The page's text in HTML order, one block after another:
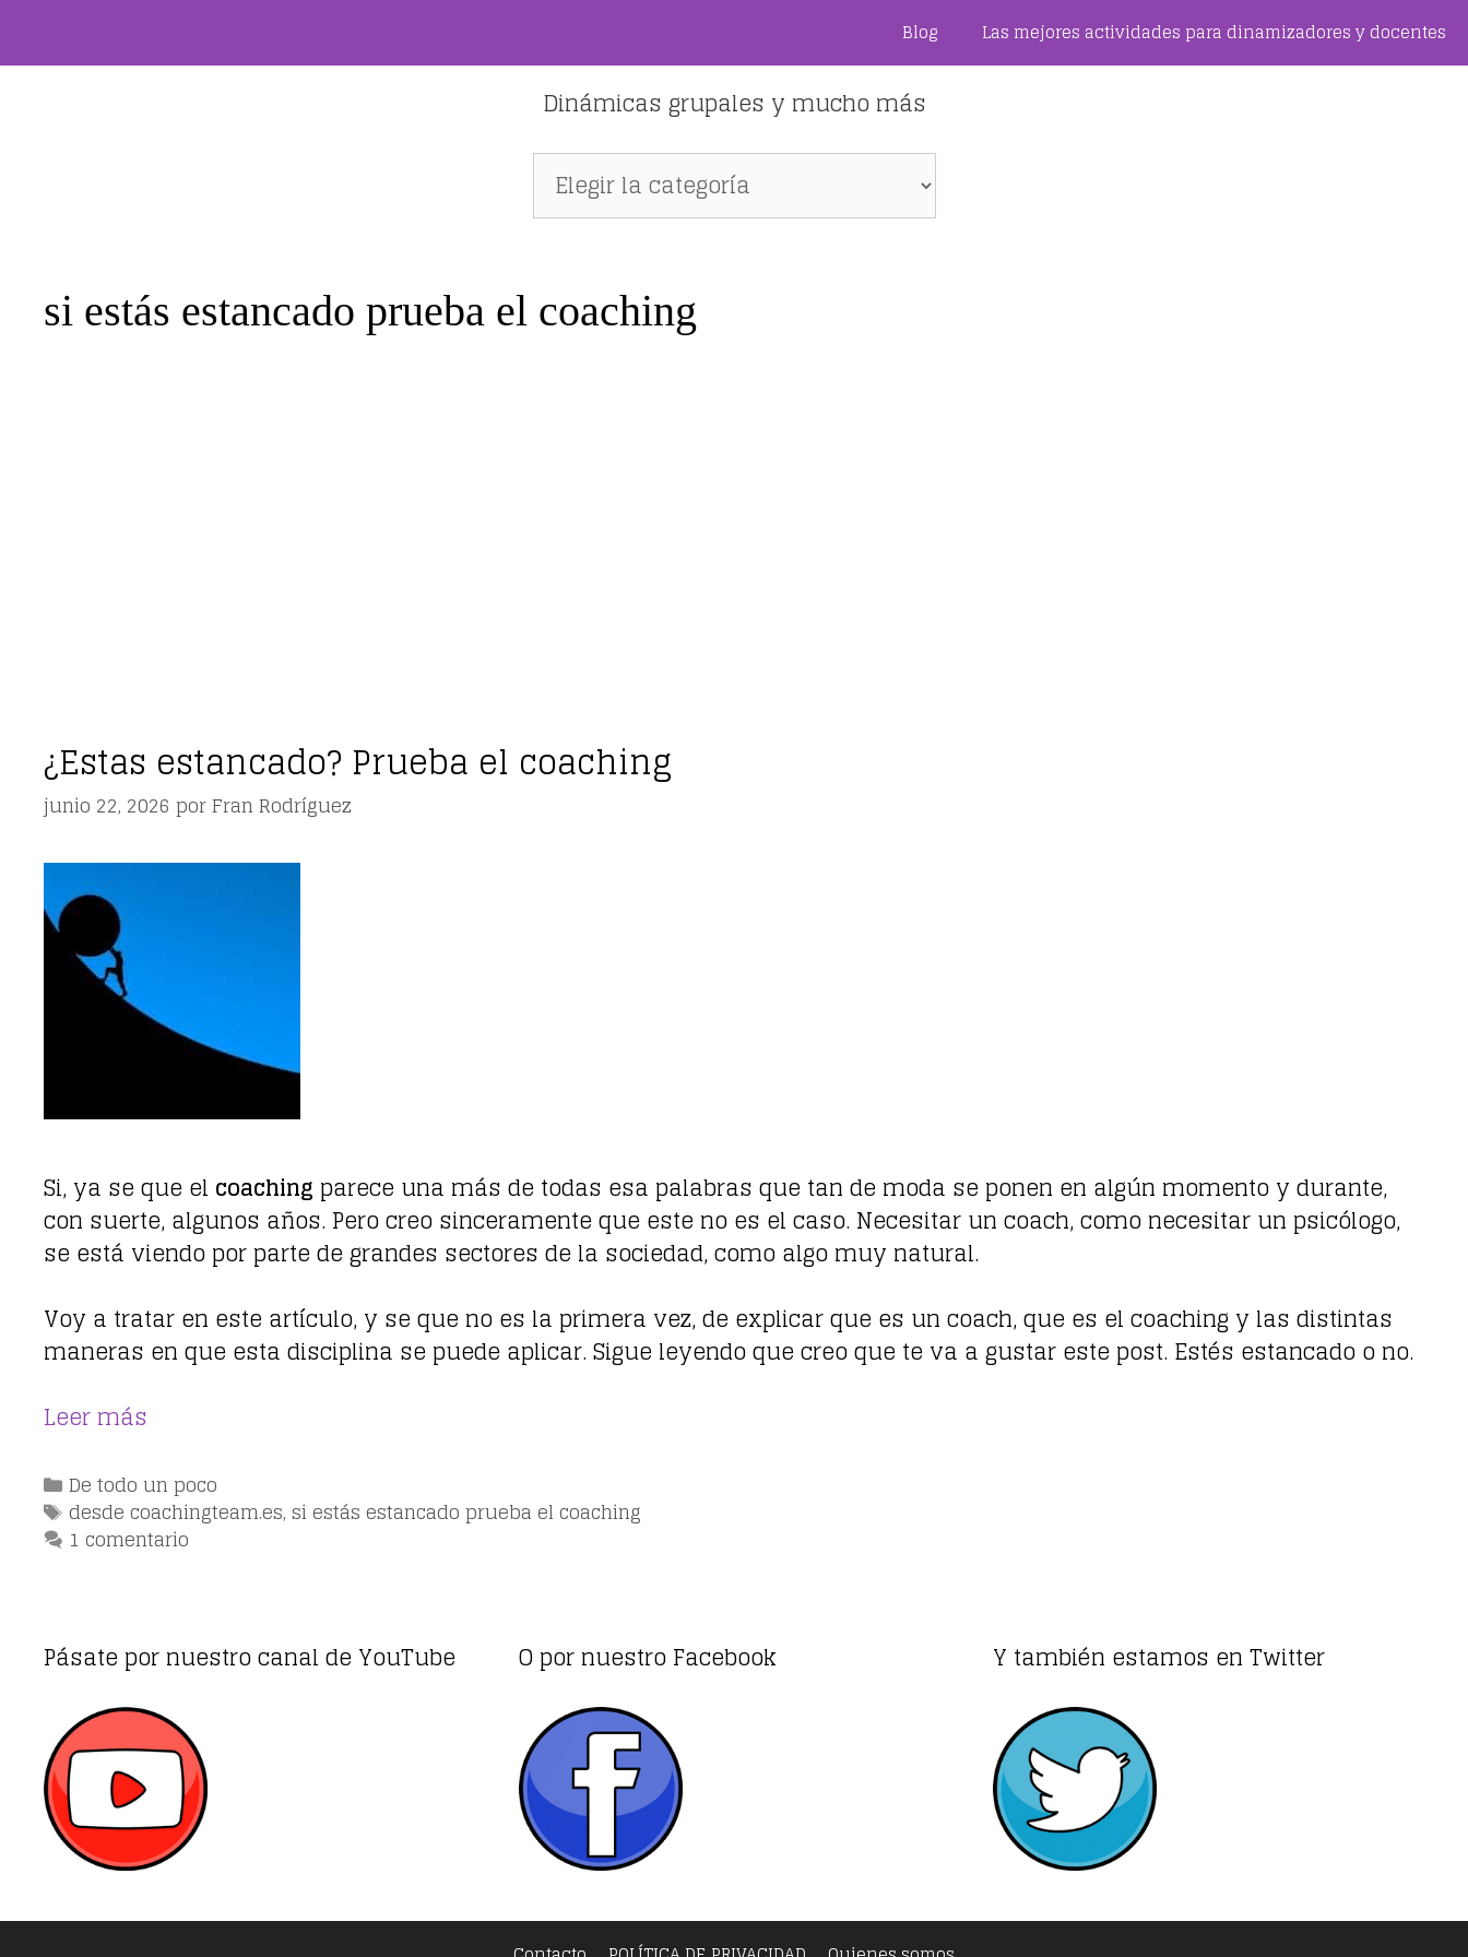
Blog Las mejores actividades para dinamizadores y docentes
Dinámicas grupales y mucho más
Dinámicas
grupales
más
si estás estancado prueba el coaching
¿Estas estancado? Prueba el coaching
junio 22, 2026 porFran Rodríguez
Si, ya se que el coaching parece una más de todas esa palabras que tan de moda se ponen en algún momento y durante,
con suerte, algunos años. Pero creo sinceramente que este no es el caso. Necesitar un coach, como necesitar un psicólogo,
se está viendo por parte de grandes sectores de la sociedad, como algo muy natural.
Voy a tratar en este artículo, y se que no es la primera vez, de explicar que es un coach, que es el coaching y las distintas
maneras en que esta disciplina se puede aplicar. Sigue leyendo que creo que te va a gustar este post. Estés estancado o no.
Leer más
Categorías
De todo un poco
Etiquetas
desde coachingteam.es,si estás estancado prueba el coaching
1 comentario
Pásate por nuestro canal de YouTube O por nuestro Facebook Y también estamos en Twitter